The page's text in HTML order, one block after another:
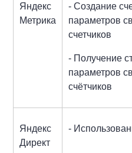
Яндекс
Метрика
- Создание
параметров
счетчиков
- Получение
параметров
счётчиков
Яндекс
Директ
-